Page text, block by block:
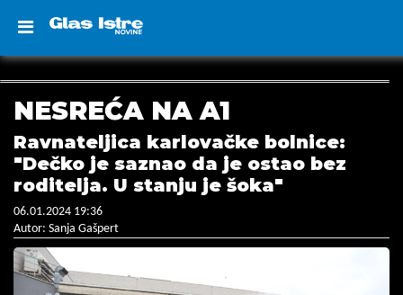
NESREĆA NA A1
Ravnateljica karlovačke bolnice:
"Dečko je saznao da je ostao bez
roditelja. U stanju je šoka"
06.01.2024 19:36
Autor: Sanja Gašpert